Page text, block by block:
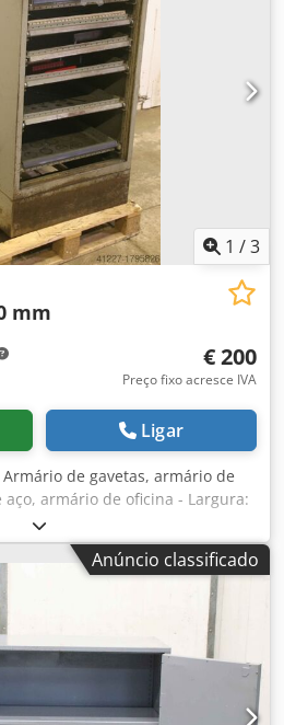
1 /3
mm
€ 200
Preço fixo acresce IVA
Ligar
Armário de gavetas, armário de
armário de oficina - Largura:
Ah Torf - Profundidade: 660 mm
internas das gavetas: 440 x
4 x 90/2 x 180 mm - Peso: 80
Anúncio classificado